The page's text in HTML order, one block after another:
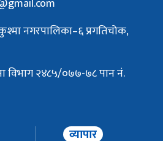
नगरपालिका–६ प्रगतिचोक,
विभाग २४८५/०७७-७८ पान नं.
व्यापार